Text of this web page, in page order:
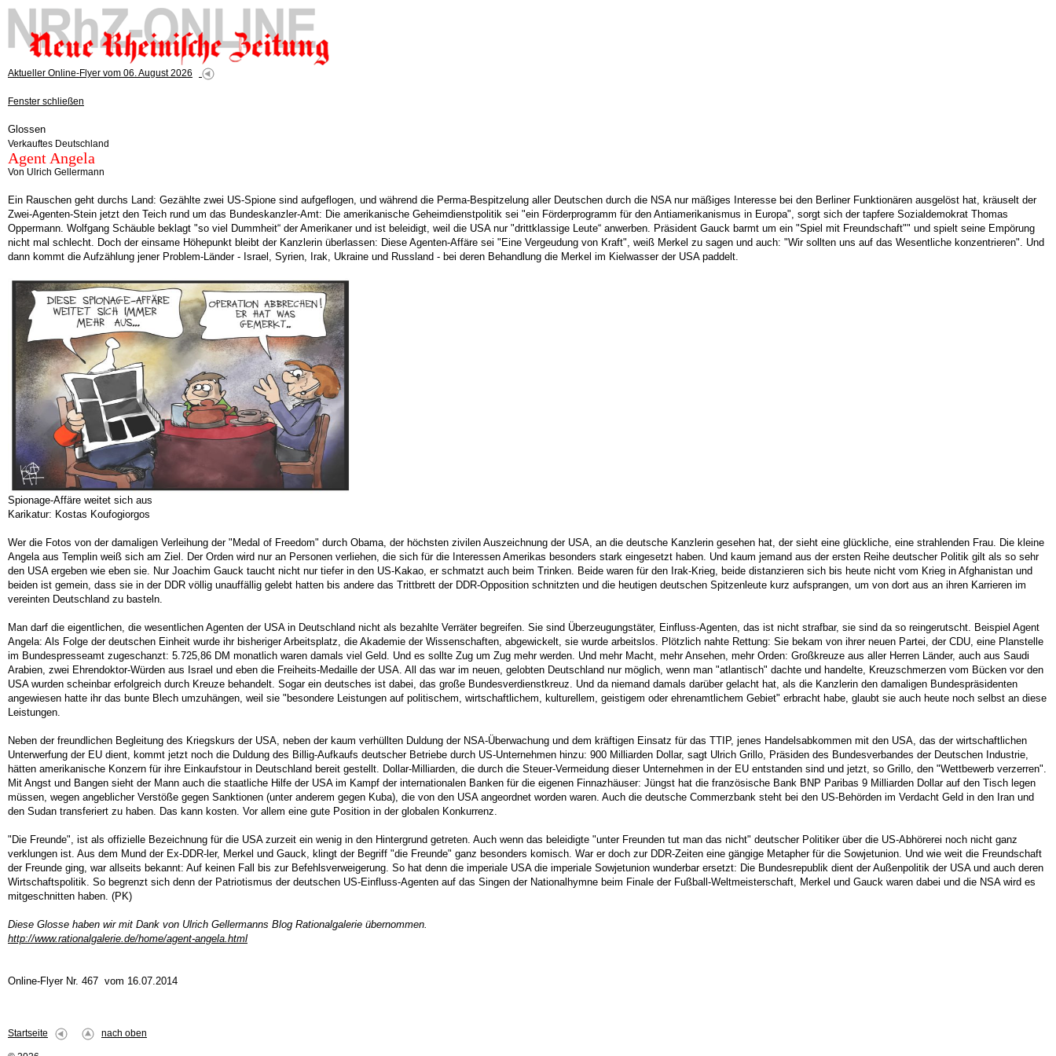
Aktueller Online-Flyer vom 06. August 2026
Fenster schließen
Glossen
Verkauftes Deutschland
Agent Angela
Von Ulrich Gellermann
Ein Rauschen geht durchs Land: Gezählte zwei US-Spione sind aufgeflogen, und während die Perma-Bespitzelung aller Deutschen durch die NSA nur mäßiges Interesse bei den Berliner Funktionären ausgelöst hat, kräuselt der
Zwei-Agenten-Stein jetzt den Teich rund um das Bundeskanzler-Amt: Die amerikanische Geheimdienstpolitik sei "ein Förderprogramm für den Antiamerikanismus in Europa", sorgt sich der tapfere Sozialdemokrat Thomas
Oppermann. Wolfgang Schäuble beklagt "so viel Dummheit“ der Amerikaner und ist beleidigt, weil die USA nur "drittklassige Leute“ anwerben. Präsident Gauck barmt um ein "Spiel mit Freundschaft"" und spielt seine Empörung
nicht mal schlecht. Doch der einsame Höhepunkt bleibt der Kanzlerin überlassen: Diese Agenten-Affäre sei "Eine Vergeudung von Kraft", weiß Merkel zu sagen und auch: "Wir sollten uns auf das Wesentliche konzentrieren". Und
dann kommt die Aufzählung jener Problem-Länder - Israel, Syrien, Irak, Ukraine und Russland - bei deren Behandlung die Merkel im Kielwasser der USA paddelt.
Spionage-Affäre weitet sich aus
Karikatur: Kostas Koufogiorgos
Wer die Fotos von der damaligen Verleihung der "Medal of Freedom" durch Obama, der höchsten zivilen Auszeichnung der USA, an die deutsche Kanzlerin gesehen hat, der sieht eine glückliche, eine strahlenden Frau. Die kleine
Angela aus Templin weiß sich am Ziel. Der Orden wird nur an Personen verliehen, die sich für die Interessen Amerikas besonders stark eingesetzt haben. Und kaum jemand aus der ersten Reihe deutscher Politik gilt als so sehr
den USA ergeben wie eben sie. Nur Joachim Gauck taucht nicht nur tiefer in den US-Kakao, er schmatzt auch beim Trinken. Beide waren für den Irak-Krieg, beide distanzieren sich bis heute nicht vom Krieg in Afghanistan und
beiden ist gemein, dass sie in der DDR völlig unauffällig gelebt hatten bis andere das Trittbrett der DDR-Opposition schnitzten und die heutigen deutschen Spitzenleute kurz aufsprangen, um von dort aus an ihren Karrieren im
vereinten Deutschland zu basteln.
Man darf die eigentlichen, die wesentlichen Agenten der USA in Deutschland nicht als bezahlte Verräter begreifen. Sie sind Überzeugungstäter, Einfluss-Agenten, das ist nicht strafbar, sie sind da so reingerutscht. Beispiel Agent
Angela: Als Folge der deutschen Einheit wurde ihr bisheriger Arbeitsplatz, die Akademie der Wissenschaften, abgewickelt, sie wurde arbeitslos. Plötzlich nahte Rettung: Sie bekam von ihrer neuen Partei, der CDU, eine Planstelle
im Bundespresseamt zugeschanzt: 5.725,86 DM monatlich waren damals viel Geld. Und es sollte Zug um Zug mehr werden. Und mehr Macht, mehr Ansehen, mehr Orden: Großkreuze aus aller Herren Länder, auch aus Saudi
Arabien, zwei Ehrendoktor-Würden aus Israel und eben die Freiheits-Medaille der USA. All das war im neuen, gelobten Deutschland nur möglich, wenn man "atlantisch" dachte und handelte, Kreuzschmerzen vom Bücken vor den
USA wurden scheinbar erfolgreich durch Kreuze behandelt. Sogar ein deutsches ist dabei, das große Bundesverdienstkreuz. Und da niemand damals darüber gelacht hat, als die Kanzlerin den damaligen Bundespräsidenten
angewiesen hatte ihr das bunte Blech umzuhängen, weil sie "besondere Leistungen auf politischem, wirtschaftlichem, kulturellem, geistigem oder ehrenamtlichem Gebiet" erbracht habe, glaubt sie auch heute noch selbst an diese
Leistungen.
Neben der freundlichen Begleitung des Kriegskurs der USA, neben der kaum verhüllten Duldung der NSA-Überwachung und dem kräftigen Einsatz für das TTIP, jenes Handelsabkommen mit den USA, das der wirtschaftlichen
Unterwerfung der EU dient, kommt jetzt noch die Duldung des Billig-Aufkaufs deutscher Betriebe durch US-Unternehmen hinzu: 900 Milliarden Dollar, sagt Ulrich Grillo, Präsiden des Bundesverbandes der Deutschen Industrie,
hätten amerikanische Konzern für ihre Einkaufstour in Deutschland bereit gestellt. Dollar-Milliarden, die durch die Steuer-Vermeidung dieser Unternehmen in der EU entstanden sind und jetzt, so Grillo, den "Wettbewerb verzerren".
Mit Angst und Bangen sieht der Mann auch die staatliche Hilfe der USA im Kampf der internationalen Banken für die eigenen Finnazhäuser: Jüngst hat die französische Bank BNP Paribas 9 Milliarden Dollar auf den Tisch legen
müssen, wegen angeblicher Verstöße gegen Sanktionen (unter anderem gegen Kuba), die von den USA angeordnet worden waren. Auch die deutsche Commerzbank steht bei den US-Behörden im Verdacht Geld in den Iran und
den Sudan transferiert zu haben. Das kann kosten. Vor allem eine gute Position in der globalen Konkurrenz.
"Die Freunde", ist als offizielle Bezeichnung für die USA zurzeit ein wenig in den Hintergrund getreten. Auch wenn das beleidigte "unter Freunden tut man das nicht" deutscher Politiker über die US-Abhörerei noch nicht ganz
verklungen ist. Aus dem Mund der Ex-DDR-ler, Merkel und Gauck, klingt der Begriff "die Freunde" ganz besonders komisch. War er doch zur DDR-Zeiten eine gängige Metapher für die Sowjetunion. Und wie weit die Freundschaft
der Freunde ging, war allseits bekannt: Auf keinen Fall bis zur Befehlsverweigerung. So hat denn die imperiale USA die imperiale Sowjetunion wunderbar ersetzt: Die Bundesrepublik dient der Außenpolitik der USA und auch deren
Wirtschaftspolitik. So begrenzt sich denn der Patriotismus der deutschen US-Einfluss-Agenten auf das Singen der Nationalhymne beim Finale der Fußball-Weltmeisterschaft, Merkel und Gauck waren dabei und die NSA wird es
mitgeschnitten haben. (PK)
Diese Glosse haben wir mit Dank von Ulrich Gellermanns Blog Rationalgalerie übernommen.
http://www.rationalgalerie.de/home/agent-angela.html
Online-Flyer Nr. 467 vom 16.07.2014
Startseite nach oben